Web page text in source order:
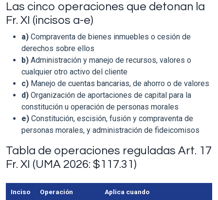
Las cinco operaciones que detonan la
Fr. XI (incisos a-e)
a) Compraventa de bienes inmuebles o cesión de
derechos sobre ellos
b) Administración y manejo de recursos, valores o
cualquier otro activo del cliente
c) Manejo de cuentas bancarias, de ahorro o de valores
d) Organización de aportaciones de capital para la
constitución u operación de personas morales
e) Constitución, escisión, fusión y compraventa de
personas morales, y administración de fideicomisos
Tabla de operaciones reguladas Art. 17
Fr. XI (UMA 2026: $117.31)
Inciso Operación Aplica cuando